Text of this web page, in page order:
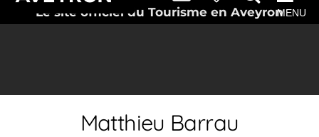
Le site officiel du Tourisme en AveyronMENU
Matthieu Barrau